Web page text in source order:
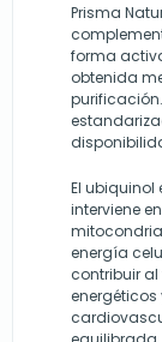
Prisma
forma
obtenida
El ubiquinol
interviene
energía
contribuir